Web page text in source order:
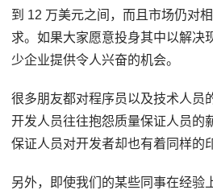
到 12 万美元之间，而且市场仍对
求。如果大家愿意投身其中以解决
少企业提供令人兴奋的机会。
很多朋友都对程序员以及技术人员
开发人员往往抱怨质量保证人员的
保证人员对开发者却也有着同样的
另外，即使我们的某些同事在经验